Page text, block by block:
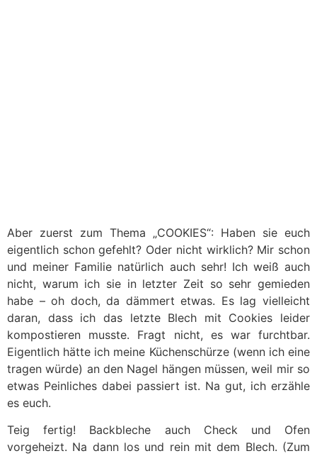
Aber zuerst zum Thema „COOKIES“: Haben sie euch
eigentlich schon gefehlt? Oder nicht wirklich? Mir schon
und meiner Familie natürlich auch sehr! Ich weiß auch
nicht, warum ich sie in letzter Zeit so sehr gemieden
habe – oh doch, da dämmert etwas. Es lag vielleicht
daran, dass ich das letzte Blech mit Cookies leider
kompostieren musste. Fragt nicht, es war furchtbar.
Eigentlich hätte ich meine Küchenschürze (wenn ich eine
tragen würde) an den Nagel hängen müssen, weil mir so
etwas Peinliches dabei passiert ist. Na gut, ich erzähle
es euch.
Teig fertig! Backbleche auch Check und Ofen
vorgeheizt. Na dann los und rein mit dem Blech. (Zum